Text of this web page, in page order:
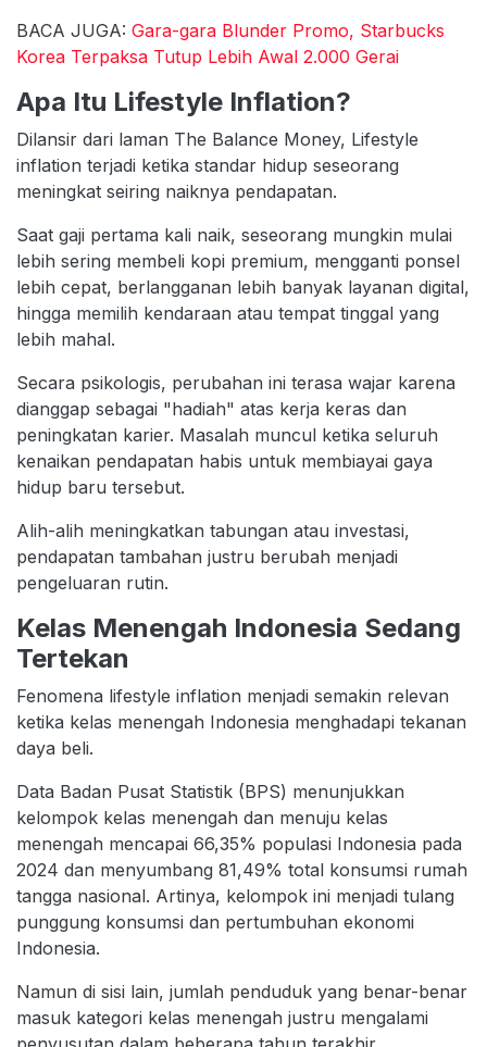
BACA JUGA: Gara-gara Blunder Promo, Starbucks
Korea Terpaksa Tutup Lebih Awal 2.000 Gerai
Apa Itu Lifestyle Inflation?
Dilansir dari laman The Balance Money, Lifestyle
inflation terjadi ketika standar hidup seseorang
meningkat seiring naiknya pendapatan.
Saat gaji pertama kali naik, seseorang mungkin mulai
lebih sering membeli kopi premium, mengganti ponsel
lebih cepat, berlangganan lebih banyak layanan digital,
hingga memilih kendaraan atau tempat tinggal yang
lebih mahal.
Secara psikologis, perubahan ini terasa wajar karena
dianggap sebagai "hadiah" atas kerja keras dan
peningkatan karier. Masalah muncul ketika seluruh
kenaikan pendapatan habis untuk membiayai gaya
hidup baru tersebut.
Alih-alih meningkatkan tabungan atau investasi,
pendapatan tambahan justru berubah menjadi
pengeluaran rutin.
Kelas Menengah Indonesia Sedang
Tertekan
Fenomena lifestyle inflation menjadi semakin relevan
ketika kelas menengah Indonesia menghadapi tekanan
daya beli.
Data Badan Pusat Statistik (BPS) menunjukkan
kelompok kelas menengah dan menuju kelas
menengah mencapai 66,35% populasi Indonesia pada
2024 dan menyumbang 81,49% total konsumsi rumah
tangga nasional. Artinya, kelompok ini menjadi tulang
punggung konsumsi dan pertumbuhan ekonomi
Indonesia.
Namun di sisi lain, jumlah penduduk yang benar-benar
masuk kategori kelas menengah justru mengalami